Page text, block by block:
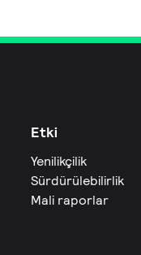
Etki
Yenilikçilik
Sürdürülebilirlik
Mali raporlar